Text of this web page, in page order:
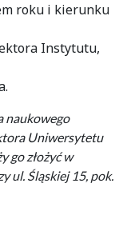
roku i kierunku
Instytutu,
naukowego
Uniwersytetu
go złożyć w
ul. Śląskiej 15, pok.